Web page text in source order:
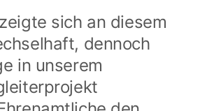
sich an diesem
dennoch
in unserem